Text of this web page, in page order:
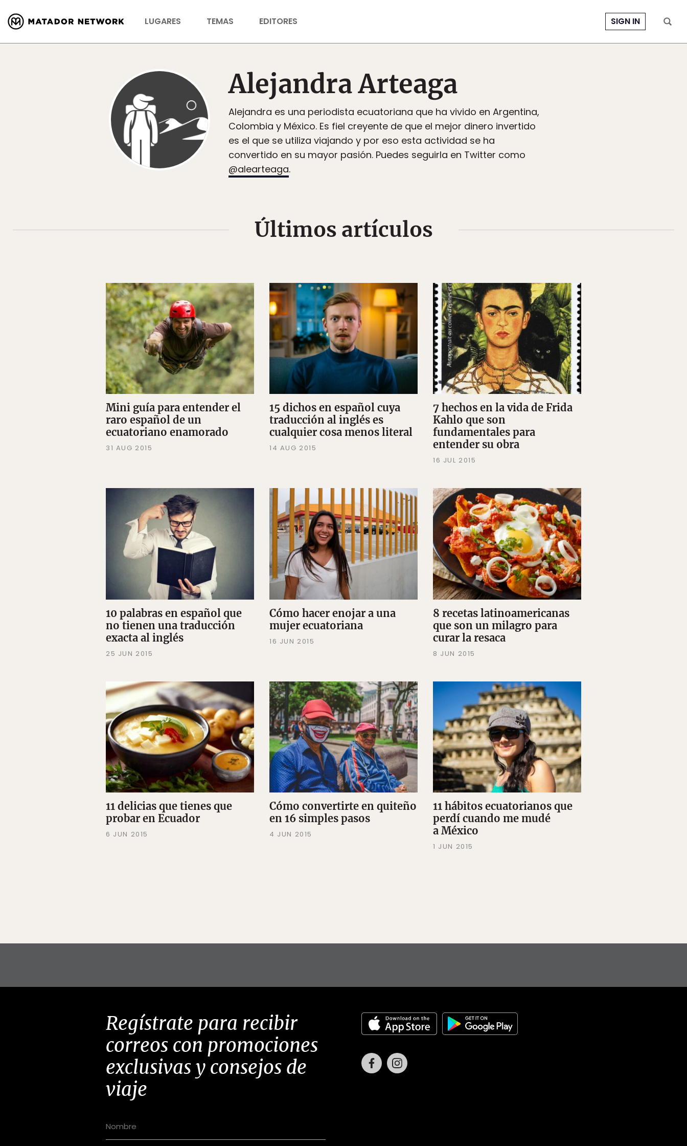
LUGARES TEMAS EDITORES SIGN IN
Alejandra Arteaga
Alejandra es una periodista ecuatoriana que ha vivido en Argentina,
Colombia y México. Es fiel creyente de que el mejor dinero invertido
es el que se utiliza viajando y por eso esta actividad se ha
convertido en su mayor pasión. Puedes seguirla en Twitter como
@alearteaga.
Últimos artículos
Mini guía para entender el
raro español de un
ecuatoriano enamorado
31 AUG 2015
15 dichos en español cuya
traducción al inglés es
cualquier cosa menos literal
14 AUG 2015
7 hechos en la vida de Frida
Kahlo que son
fundamentales para
entender su obra
16 JUL 2015
10 palabras en español que
no tienen una traducción
exacta al inglés
25 JUN 2015
Cómo hacer enojar a una
mujer ecuatoriana
16 JUN 2015
8 recetas latinoamericanas
que son un milagro para
curar la resaca
8 JUN 2015
11 delicias que tienes que
probar en Ecuador
6 JUN 2015
Cómo convertirte en quiteño
en 16 simples pasos
4 JUN 2015
11 hábitos ecuatorianos que
perdí cuando me mudé
a México
1 JUN 2015
Regístrate para recibir
correos con promociones
exclusivas y consejos de
viaje
Facebook